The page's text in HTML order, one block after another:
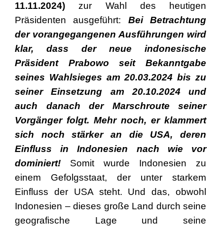
11.11.2024) zur Wahl des heutigen
Präsidenten ausgeführt: Bei Betrachtung
der vorangegangenen Ausführungen wird
klar, dass der neue indonesische
Präsident Prabowo seit Bekanntgabe
seines Wahlsieges am 20.03.2024 bis zu
seiner Einsetzung am 20.10.2024 und
auch danach der Marschroute seiner
Vorgänger folgt. Mehr noch, er klammert
sich noch stärker an die USA, deren
Einfluss in Indonesien nach wie vor
dominiert!
Somit wurde Indonesien zu
einem Gefolgsstaat, der unter starkem
Einfluss der USA steht. Und das, obwohl
Indonesien – dieses große Land durch seine
geografische Lage und seine